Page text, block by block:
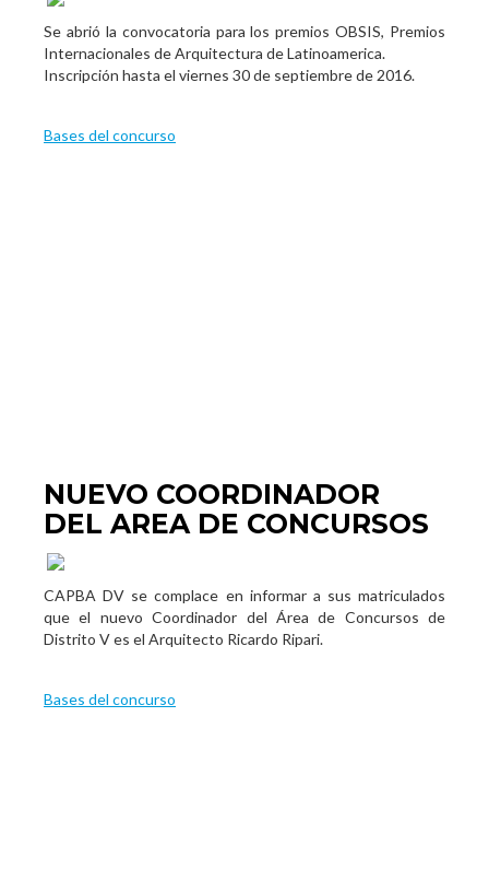
Se abrió la convocatoria para los premios OBSIS, Premios
Internacionales de Arquitectura de Latinoamerica.
Inscripción hasta el viernes 30 de septiembre de 2016.
Bases del concurso
NUEVO COORDINADOR
DEL AREA DE CONCURSOS
CAPBA DV se complace en informar a sus matriculados
que el nuevo Coordinador del Área de Concursos de
Distrito V es el Arquitecto Ricardo Ripari.
Bases del concurso